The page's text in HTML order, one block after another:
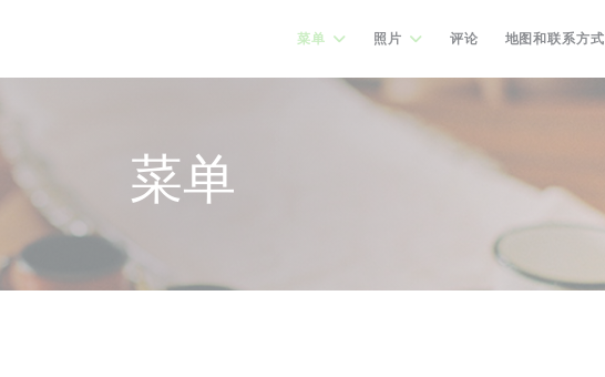
菜单 照片 评论 地图和联系方式
菜单